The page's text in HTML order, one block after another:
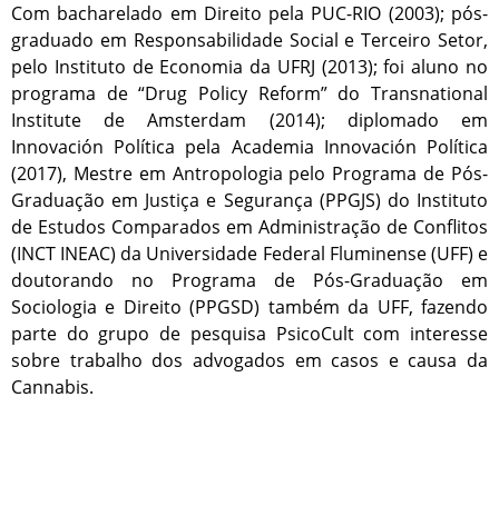
Com bacharelado em Direito pela PUC-RIO (2003); pós-
graduado em Responsabilidade Social e Terceiro Setor,
pelo Instituto de Economia da UFRJ (2013); foi aluno no
programa de “Drug Policy Reform” do Transnational
Institute de Amsterdam (2014); diplomado em
Innovación Política pela Academia Innovación Política
(2017), Mestre em Antropologia pelo Programa de Pós-
Graduação em Justiça e Segurança (PPGJS) do Instituto
de Estudos Comparados em Administração de Conflitos
(INCT INEAC) da Universidade Federal Fluminense (UFF) e
doutorando no Programa de Pós-Graduação em
Sociologia e Direito (PPGSD) também da UFF, fazendo
parte do grupo de pesquisa PsicoCult com interesse
sobre trabalho dos advogados em casos e causa da
Cannabis.